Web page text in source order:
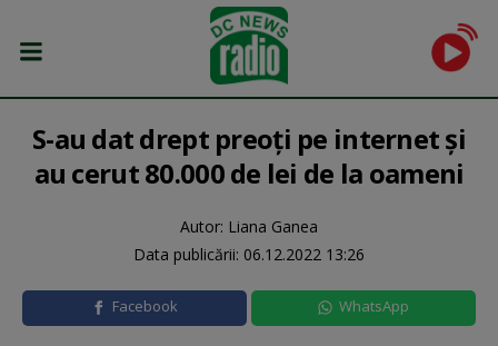
S-au dat drept preoţi pe internet şi
au cerut 80.000 de lei de la oameni
Autor: Liana Ganea
Data publicării: 06.12.2022 13:26
Facebook WhatsApp